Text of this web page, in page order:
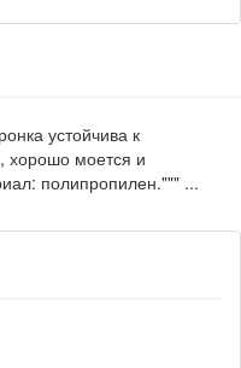
устойчива к
хорошо моется и
полипропилен.""" ...